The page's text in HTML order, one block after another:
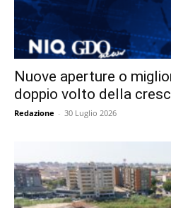
Nuove aperture o
doppio volto della
Redazione - 30 Luglio 2026